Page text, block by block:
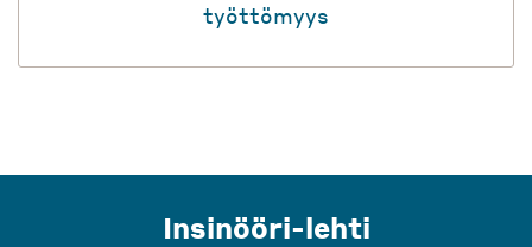
työttömyys
Insinööri-lehti